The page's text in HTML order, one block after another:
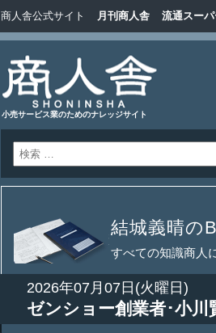
商人舎公式サイト 月刊商人舎 流通スー
小売サービス業のためのナレッジサイト
結城義晴の
すべての知識商人
2026年07月07日(火曜日)
ゼンショー創業者･小